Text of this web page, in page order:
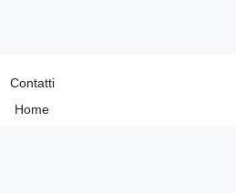
Contatti
Home